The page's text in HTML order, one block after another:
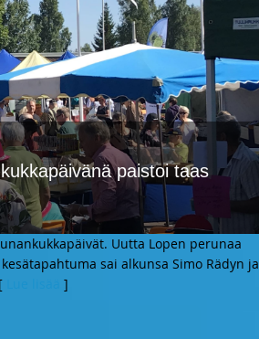
paistoi taas
Uutta Lopen perunaa
sai alkunsa Simo Rädyn ja
]